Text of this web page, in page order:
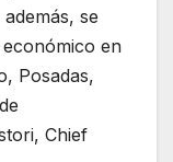
se
en
Posadas,
Chief